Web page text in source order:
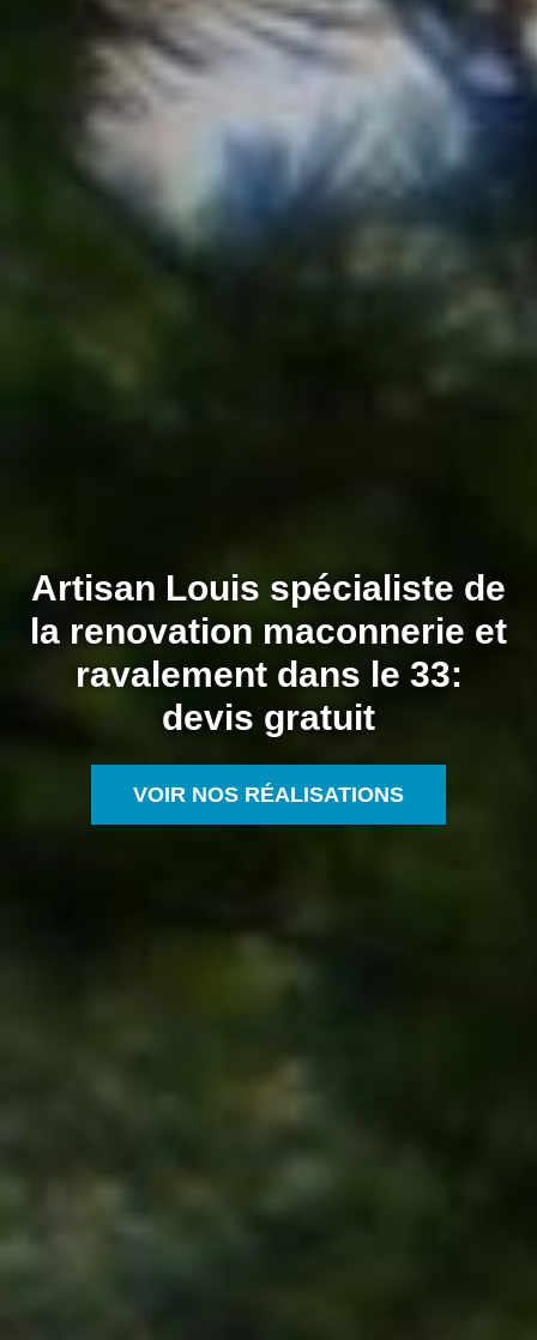
Artisan Louis spécialiste de
la renovation maconnerie et
ravalement dans le 33:
devis gratuit
VOIR NOS RÉALISATIONS